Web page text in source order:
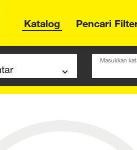
Katalog Pencari
Masukkan